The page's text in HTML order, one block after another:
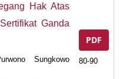
Hak Atas
Ganda
Sungkowo
PDF
80-90